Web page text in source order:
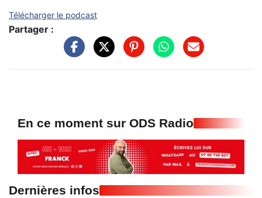
Télécharger le podcast
Partager :
En ce moment sur ODS Radio
Dernières infos